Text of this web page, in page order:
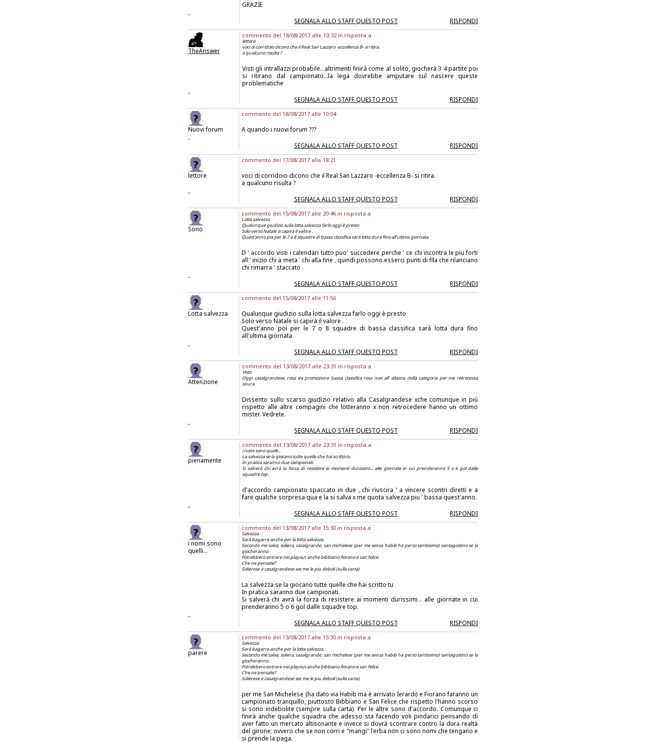
GRAZIE
.
SEGNALA ALLO STAFF QUESTO POST
RISPONDI
TheAnswer
commento del 18/08/2017 alle 10:32 in risposta a
lettore
voci di corridoio dicono che il Real San Lazzaro -eccellenza B- si ritira.
a qualcuno risulta ?
Visti gli intrallazzi probabile...altrimenti finirà come al solito, giocherà 3 4 partite poi
si ritirano dal campionato...la lega dovrebbe amputare sul nascere queste
problematiche
.
SEGNALA ALLO STAFF QUESTO POST
RISPONDI
Nuovi forum
commento del 18/08/2017 alle 10:04
A quando i nuovi forum ???
.
SEGNALA ALLO STAFF QUESTO POST
RISPONDI
lettore
commento del 17/08/2017 alle 18:21
voci di corridoio dicono che il Real San Lazzaro -eccellenza B- si ritira.
a qualcuno risulta ?
.
SEGNALA ALLO STAFF QUESTO POST
RISPONDI
Sono
commento del 15/08/2017 alle 20:46 in risposta a
Lotta salvezza
Qualunque giudizio sulla lotta.salvezza farlo oggi è presto
Solo verso Natale si capirà il valore .
Quest'anno poi per le 7 o 8 squadre di bassa classifica sarà lotta dura fino all'ultima giornata.
D ' accordo visti i calendari tutto puo' succedere perche ' ce chi incontra le piu forti
all ' inizio chi a meta ' chi alla fine , quindi possono.esserci punti di fila che rilanciano
chi rimarra ' staccato .
.
SEGNALA ALLO STAFF QUESTO POST
RISPONDI
Lotta salvezza
commento del 15/08/2017 alle 11:56
Qualunque giudizio sulla lotta.salvezza farlo oggi è presto
Solo verso Natale si capirà il valore .
Quest'anno poi per le 7 o 8 squadre di bassa classifica sarà lotta dura fino
all'ultima giornata.
.
SEGNALA ALLO STAFF QUESTO POST
RISPONDI
Attenzione
commento del 13/08/2017 alle 23:31 in risposta a
Visto
Oggi casalgrandese, rosa da promozione bassa classifica rosa non all' altezza della categoria per me retrocessa
sicura.
Dissento sullo scarso giudizio relativo alla Casalgrandese xche comunque in più
rispetto alle altre compagini che lotteranno x non retrocedere hanno un ottimo
mister. Vedrete.
.
SEGNALA ALLO STAFF QUESTO POST
RISPONDI
pienamente
commento del 13/08/2017 alle 23:31 in risposta a
i nomi sono quelli...
La salvezza se la giocano tutte quelle che hai scritto tu
In pratica saranno due campionati.
Si salverà chi avrà la forza di resistere ai momenti durissimi... alle giornate in cui prenderanno 5 o 6 gol dalle
squadre top.
d'accordo campionato spaccato in due , chi riuscira ' a vincere scontri diretti e a
fare qualche sorpresa qua e la si salva x me quota salvezza piu ' bassa quest'anno.
.
SEGNALA ALLO STAFF QUESTO POST
RISPONDI
i nomi sono
quelli...
commento del 13/08/2017 alle 15:30 in risposta a
Salvezza
Sarà bagarre anche per la lotta salvezza.
Secondo me salso, soliera, casalgrande, san michelese (per me senza habib ha perso tantissimo) santagostino se la
giocheranno.
Potrebbero entrare nei playout anche bibbiano fiorano e san felice.
Che ne pensate?
Solierese e casalgrandese sec me le piu deboli (sulla carta)
La salvezza se la giocano tutte quelle che hai scritto tu
In pratica saranno due campionati.
Si salverà chi avrà la forza di resistere ai momenti durissimi... alle giornate in cui
prenderanno 5 o 6 gol dalle squadre top.
.
SEGNALA ALLO STAFF QUESTO POST
RISPONDI
parere
commento del 13/08/2017 alle 15:30 in risposta a
Salvezza
Sarà bagarre anche per la lotta salvezza.
Secondo me salso, soliera, casalgrande, san michelese (per me senza habib ha perso tantissimo) santagostino se la
giocheranno.
Potrebbero entrare nei playout anche bibbiano fiorano e san felice.
Che ne pensate?
Solierese e casalgrandese sec me le piu deboli (sulla carta)
per me San Michelese (ha dato via Habib ma è arrivato Ierardi) e Fiorano faranno un
campionato tranquillo, piuttosto Bibbiano e San Felice che rispetto l'hanno scorso
si sono indebolite (sempre sulla carta). Per le altre sono d'accordo. Comunque ci
finirà anche qualche squadra che adesso sta facendo voli pindarici pensando di
aver fatto un mercato altisonante e invece si dovrà scontrare contro la dura realtà
del girone; ovvero che se non corri e "mangi" l'erba non ci sono nomi che tengano e
si prende la paga.